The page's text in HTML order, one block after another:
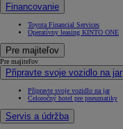
Financovanie
Toyota Financial Services
Operatívny leasing KINTO ONE
Pre majiteľov
Pre majiteľov
Připravte svoje vozidlo na jar
Připravte svoje vozidlo na jar
Celoročný hotel pre pneumatiky
Servis a údržba